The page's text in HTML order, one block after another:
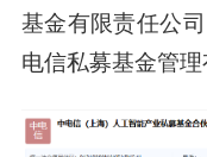
基金有限责任公
电信私募基金管理